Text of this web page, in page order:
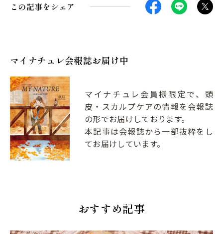
この記事をシェア
マイナチュレ会報誌お届け中
マイナチュレ会員様限定で、頭
皮・スカルプケアの情報を会報誌
の形でお届けしております。
本記事は会報誌から一部抜粋をし
てお届けしています。
おすすめ記事